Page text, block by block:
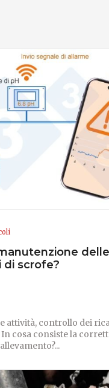
di scrofe?
attività, controllo dei
cosa consiste la